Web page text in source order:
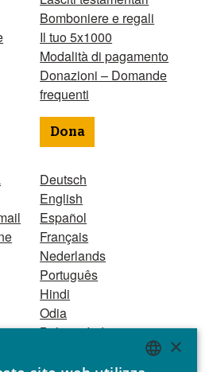
Bomboniere e regali
Il tuo 5x1000
Modalità di pagamento
Donazioni – Domande
frequenti
Dona
Deutsch
English
Español
Français
Nederlands
Português
Hindi
Odia
Bahasa Indonesia
×